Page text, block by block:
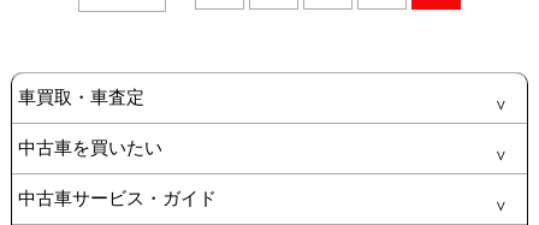
車買取・車査定
中古車を買いたい
中古車サービス・ガイド